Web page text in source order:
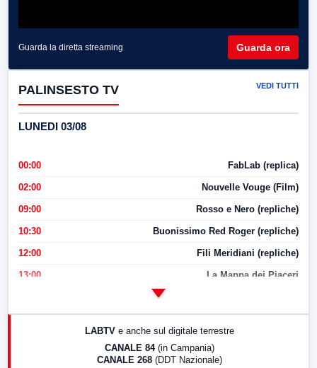
Guarda la diretta streaming Guarda ora
PALINSESTO TV VEDI TUTTI
LUNEDI 03/08
00:00 FabLab (replica)
02:00 Nouvelle Vouge (Film)
09:00 Rosso e Nero (repliche)
10:30 Buonissimo Red Roger (repliche)
12:00 Fili Meridiani (repliche)
13:00 La Mappa dei Piaceri
LABTV e anche sul digitale terrestre
CANALE 84 (in Campania)
CANALE 268 (DDT Nazionale)